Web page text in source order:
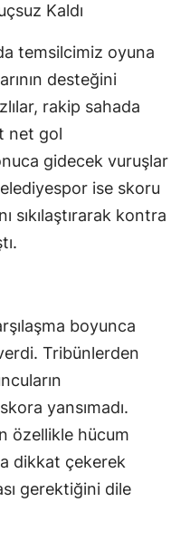
Kaldı
temsilcimiz oyuna
desteğini
rakip sahada
net gol
gidecek vuruşlar
ise skoru
sıkılaştırarak kontra
boyunca
Tribünlerden
yansımadı.
özellikle hücum
dikkat çekerek
gerektiğini dile